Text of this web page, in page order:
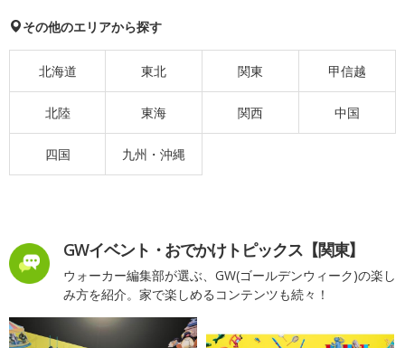
その他のエリアから探す
北海道 東北 関東 甲信越
北陸 東海 関西 中国
四国 九州・沖縄
GWイベント・おでかけトピックス【関東】
ウォーカー編集部が選ぶ、GW(ゴールデンウィーク)の楽し
み方を紹介。家で楽しめるコンテンツも続々！